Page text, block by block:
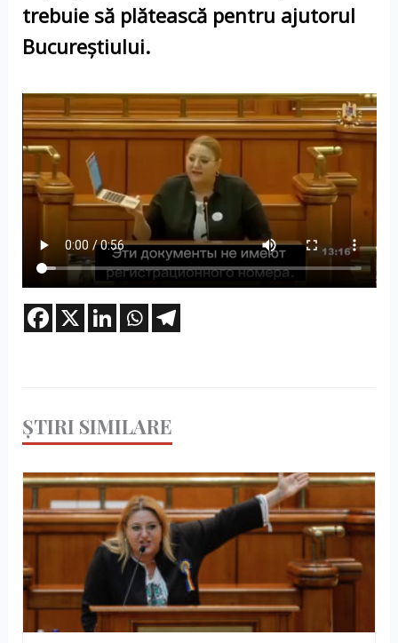
trebuie să plătească pentru ajutorul
Bucureștiului.
ȘTIRI SIMILARE